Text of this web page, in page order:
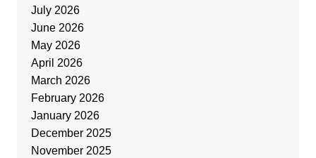
July 2026
June 2026
May 2026
April 2026
March 2026
February 2026
January 2026
December 2025
November 2025